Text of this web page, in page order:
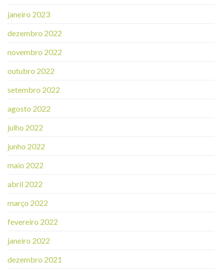
janeiro 2023
dezembro 2022
novembro 2022
outubro 2022
setembro 2022
agosto 2022
julho 2022
junho 2022
maio 2022
abril 2022
março 2022
fevereiro 2022
janeiro 2022
dezembro 2021